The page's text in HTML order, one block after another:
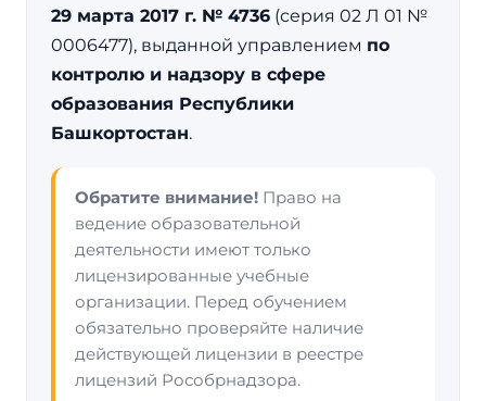
29 марта 2017 г. № 4736 (серия 02 Л 01 №
0006477), выданной управлением по
контролю и надзору в сфере
образования Республики
Башкортостан.
Обратите внимание! Право на
ведение образовательной
деятельности имеют только
лицензированные учебные
организации. Перед обучением
обязательно проверяйте наличие
действующей лицензии в реестре
лицензий Рособрнадзора.